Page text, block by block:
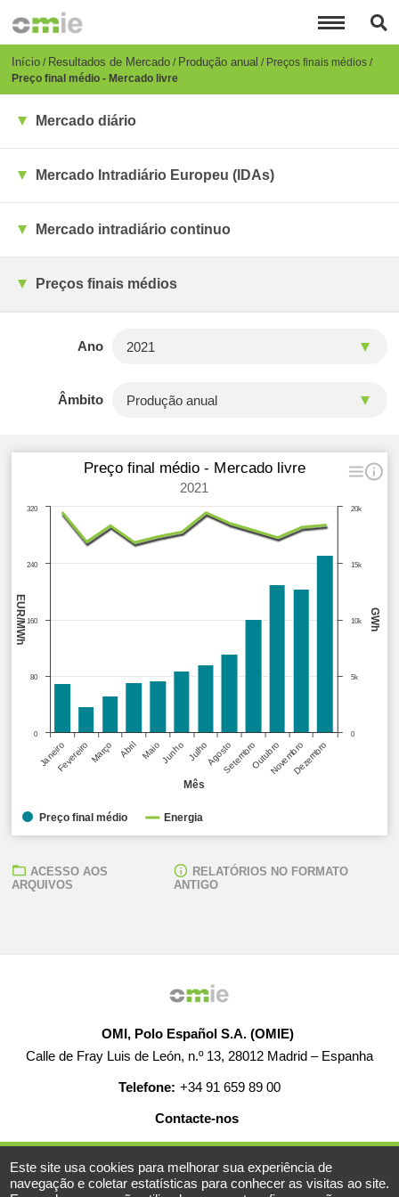
para
conteúdo
principal
Breadcrumb
Início Resultados de Mercado Produção anual
Preços finais médios
Preço final médio - Mercado livre
Mercado diário
Mercado Intradiário Europeu (IDAs)
Mercado intradiário continuo
Preços finais médios
Ano
Âmbito
Mês
GWh
EUR/MWh
Preço final médio - Mercado livre
2021
JaneiroFevereiroMarço Abril MaioJunho JulhoAgostoSetembroOutubroNovembroDezembro
0
5k
10k
15k
20k
0
80
160
240
320
Preço final médio Energia
ACESSO AOS
ARQUIVOS
RELATÓRIOS NO FORMATO
ANTIGO
OMI, Polo Español S.A. (OMIE)
Calle de Fray Luis de León, n.º 13, 28012 Madrid – Espanha
Telefone: +34 91 659 89 00
Contacte-nos
AJUDA EMPREGO MAPA WEB AVISO LEGAL
Este site usa cookies para melhorar sua experiência de
navegação e coletar estatísticas para conhecer as visitas ao site.